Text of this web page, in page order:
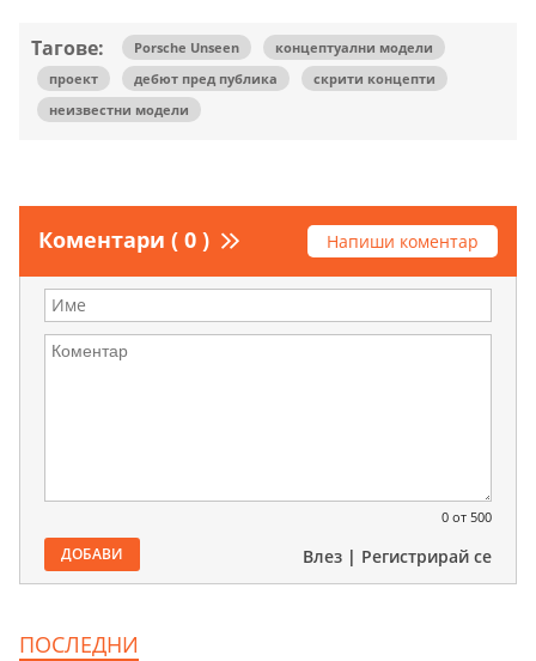
Тагове: Porsche Unseen
концептуални модели
проект
дебют пред публика
скрити концепти
неизвестни модели
Коментари ( 0 ) Напиши коментар
0 от 500
ДОБАВИ Влез | Регистрирай се
ПОСЛЕДНИ